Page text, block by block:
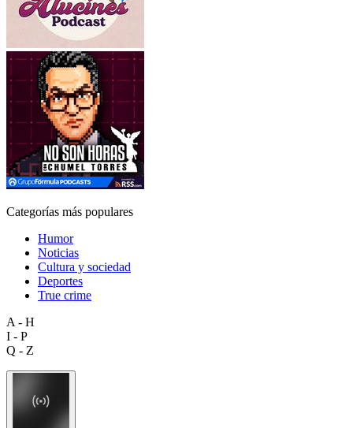
Categorías más populares
Humor
Noticias
Cultura y sociedad
Deportes
True crime
A - H
I - P
Q - Z